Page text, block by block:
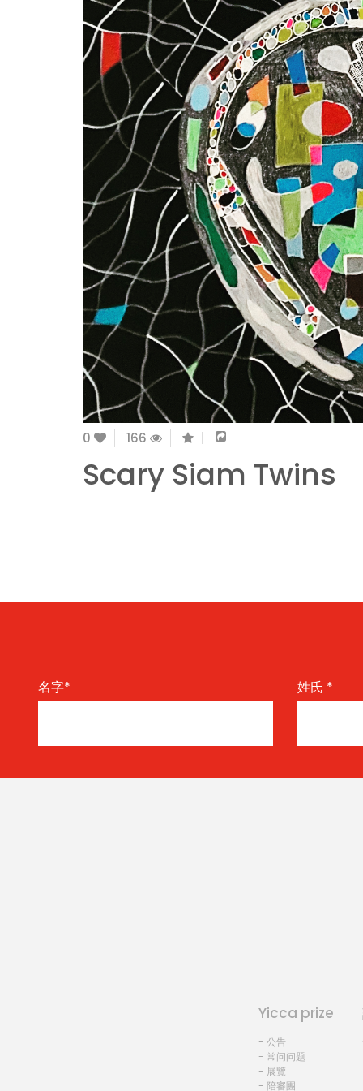
0 166
Scary Siam Twins
名字* 姓氏 *
Yicca prize
- 公告
- 常问问题
- 展覽
- 陪審團